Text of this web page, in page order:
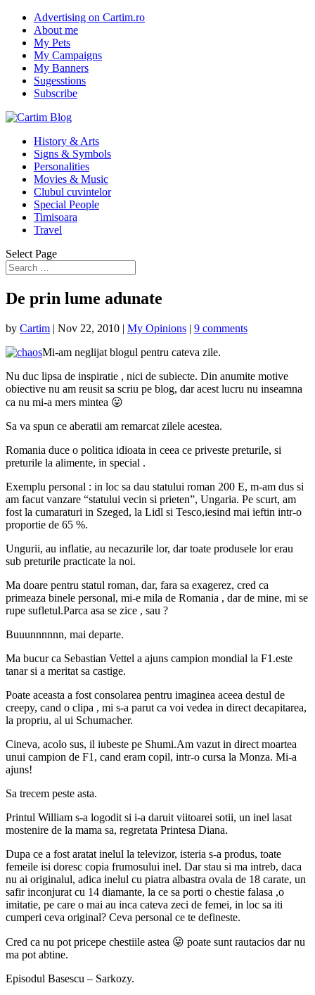
Advertising on Cartim.ro
About me
My Pets
My Campaigns
My Banners
Sugesstions
Subscribe
History & Arts
Signs & Symbols
Personalities
Movies & Music
Clubul cuvintelor
Special People
Timisoara
Travel
Select Page
De prin lume adunate
by Cartim | Nov 22, 2010 | My Opinions | 9 comments
Mi-am neglijat blogul pentru cateva zile.
Nu duc lipsa de inspiratie , nici de subiecte. Din anumite motive
obiective nu am reusit sa scriu pe blog, dar acest lucru nu inseamna
ca nu mi-a mers mintea 😛
Sa va spun ce aberatii am remarcat zilele acestea.
Romania duce o politica idioata in ceea ce priveste preturile, si
preturile la alimente, in special .
Exemplu personal : in loc sa dau statului roman 200 E, m-am dus si
am facut vanzare “statului vecin si prieten”, Ungaria. Pe scurt, am
fost la cumaraturi in Szeged, la Lidl si Tesco,iesind mai ieftin intr-o
proportie de 65 %.
Ungurii, au inflatie, au necazurile lor, dar toate produsele lor erau
sub preturile practicate la noi.
Ma doare pentru statul roman, dar, fara sa exagerez, cred ca
primeaza binele personal, mi-e mila de Romania , dar de mine, mi se
rupe sufletul.Parca asa se zice , sau ?
Buuunnnnnn, mai departe.
Ma bucur ca Sebastian Vettel a ajuns campion mondial la F1.este
tanar si a meritat sa castige.
Poate aceasta a fost consolarea pentru imaginea aceea destul de
creepy, cand o clipa , mi s-a parut ca voi vedea in direct decapitarea,
la propriu, al ui Schumacher.
Cineva, acolo sus, il iubeste pe Shumi.Am vazut in direct moartea
unui campion de F1, cand eram copil, intr-o cursa la Monza. Mi-a
ajuns!
Sa trecem peste asta.
Printul William s-a logodit si i-a daruit viitoarei sotii, un inel lasat
mostenire de la mama sa, regretata Printesa Diana.
Dupa ce a fost aratat inelul la televizor, isteria s-a produs, toate
femeile isi doresc copia frumosului inel. Dar stau si ma intreb, daca
nu ai originalul, adica inelul cu piatra albastra ovala de 18 carate, un
safir inconjurat cu 14 diamante, la ce sa porti o chestie falasa ,o
imitatie, pe care o mai au inca cateva zeci de femei, in loc sa iti
cumperi ceva original? Ceva personal ce te defineste.
Cred ca nu pot pricepe chestiile astea 😛 poate sunt rautacios dar nu
ma pot abtine.
Episodul Basescu – Sarkozy.